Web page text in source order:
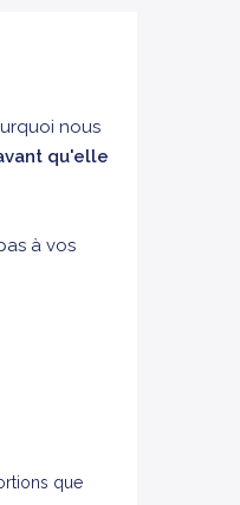
nous
qu'elle
à vos
que